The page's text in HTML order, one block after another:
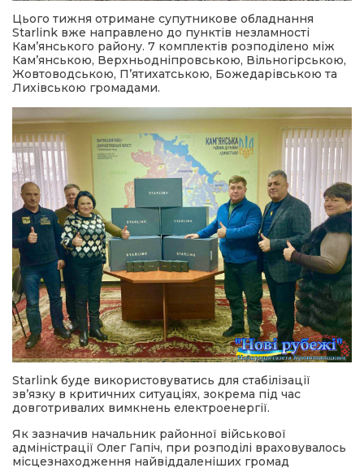
Цього тижня отримане супутникове обладнання
Starlink вже направлено до пунктів незламності
Кам’янського району. 7 комплектів розподілено між
Кам’янською, Верхньодніпровською, Вільногірською,
Жовтоводською, П’ятихатською, Божедарівською та
Лихівською громадами.
Starlink буде використовуватись для стабілізації
зв’язку в критичних ситуаціях, зокрема під час
довготривалих вимкнень електроенергії.
Як зазначив начальник районної військової
адміністрації Олег Гапіч, при розподілі враховувалось
місцезнаходження найвіддаленіших громад